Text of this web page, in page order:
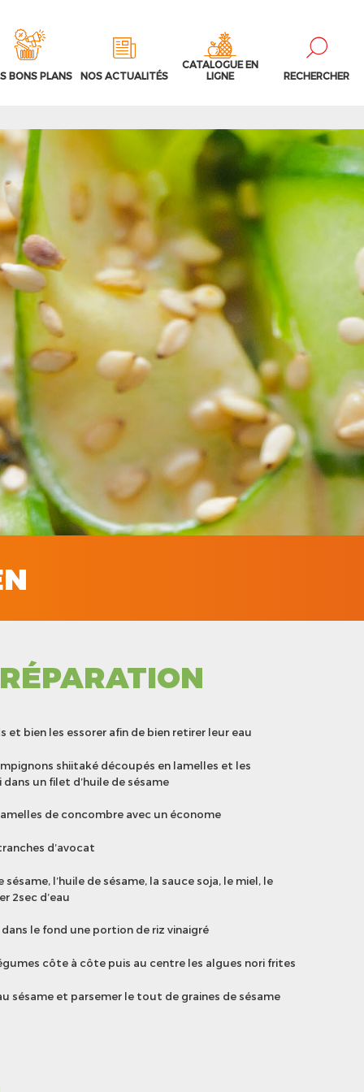
BONS PLANS NOS ACTUALITÉS
CATALOGUE EN
LIGNE
RECHERCHER
et bien les essorer afin de bien retirer leur eau
shiitaké découpés en lamelles et les
un filet d’huile de sésame
de concombre avec un économe
d’avocat
l’huile de sésame, la sauce soja, le miel, le
2sec d’eau
le fond une portion de riz vinaigré
côte à côte puis au centre les algues nori frites
sésame et parsemer le tout de graines de sésame